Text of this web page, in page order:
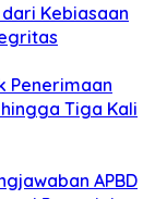
Kebiasaan
Penerimaan
hingga Tiga Kali
APBD